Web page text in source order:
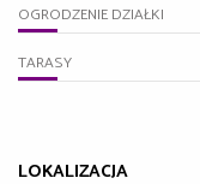
OGRODZENIE DZIAŁKI
TARASY
LOKALIZACJA